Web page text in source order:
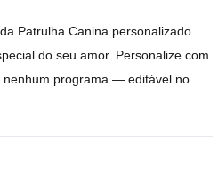
Patrulha Canina personalizado
do seu amor. Personalize com
nenhum programa — editável no